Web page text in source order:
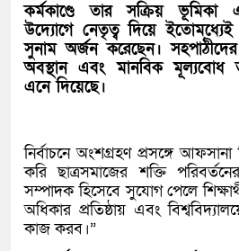
কর্মকাণ্ডে তার সক্রিয় ভূমিকা
উদ্যোগে নেতৃত্ব দিয়ে ইতোমধ্যেই
সুনাম অর্জন করেছেন। সহপাঠীদের
অবস্থান এবং মানবিক মূল্যবোধ
এনে দিয়েছে।
নির্বাচনে অংশগ্রহণ প্রসঙ্গে
করি ছাত্রসমাজের শক্তি
সম্পাদক হিসেবে সুযোগ পেলে
অধিকার প্রতিষ্ঠায় এবং
কাজ করব।”